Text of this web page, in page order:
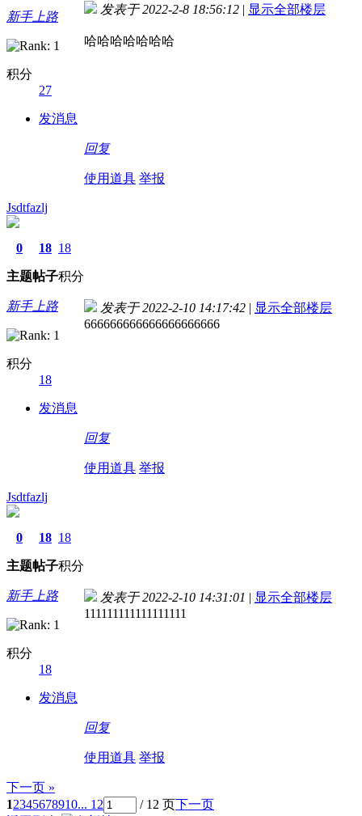
新手上路
积分
27
发消息
发表于 2022-2-8 18:56:12 | 显示全部楼层
哈哈哈哈哈哈哈
回复
使用道具 举报
Jsdtfazlj
0
主题
18
帖子
18
积分
新手上路
积分
18
发消息
发表于 2022-2-10 14:17:42 | 显示全部楼层
666666666666666666666
回复
使用道具 举报
Jsdtfazlj
0
主题
18
帖子
18
积分
新手上路
积分
18
发消息
发表于 2022-2-10 14:31:01 | 显示全部楼层
111111111111111111
回复
使用道具 举报
下一页 »
12345678910... 12 / 12 页下一页